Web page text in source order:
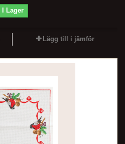
I Lager
Lägg till i jämför